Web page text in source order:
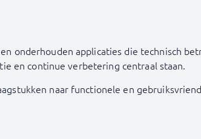
onderhouden applicaties die technisch
en continue verbetering centraal staan.
naar functionele en